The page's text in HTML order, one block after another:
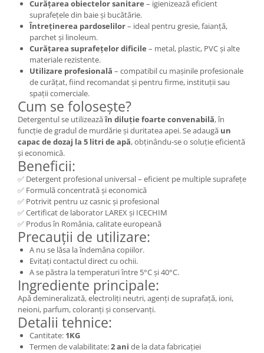
Curățarea obiectelor sanitare – igienizează eficient
suprafețele din baie și bucătărie.
Întreținerea pardoselilor– ideal pentru gresie, faianță,
parchet și linoleum.
Curățarea suprafețelor dificile – metal, plastic, PVC și alte
materiale rezistente.
Utilizare profesională – compatibil cu mașinile profesionale
de curățat, fiind recomandat și pentru firme, instituții sau
spații comerciale.
Cum se folosește?
Detergentul se utilizeazăîn diluție foarte convenabilă, în
funcție de gradul de murdărie și duritatea apei. Se adaugă un
capac de dozaj la 5 litri de apă, obținându-se o soluție eficientă
și economică.
Beneficii:
✅ Detergent profesional universal – eficient pe multiple suprafețe
✅ Formulă concentrată și economică
✅ Potrivit pentru uz casnic și profesional
✅ Certificat de laborator LAREX și ICECHIM
✅ Produs în România, calitate europeană
Precauții de utilizare:
A nu se lăsa la îndemâna copiilor.
Evitați contactul direct cu ochii.
A se păstra la temperaturi între 5°C și 40°C.
Ingrediente principale:
Apă demineralizată, electroliți neutri, agenți de suprafață, ioni,
neioni, parfum, coloranți și conservanți.
Detalii tehnice:
Cantitate: 1KG
Termen de valabilitate:2 ani de la data fabricației